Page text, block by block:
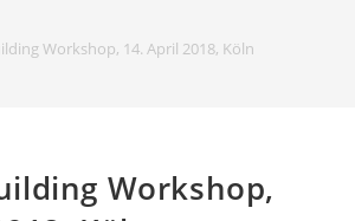
Workshop, 14. April 2018, Köln
Workshop,